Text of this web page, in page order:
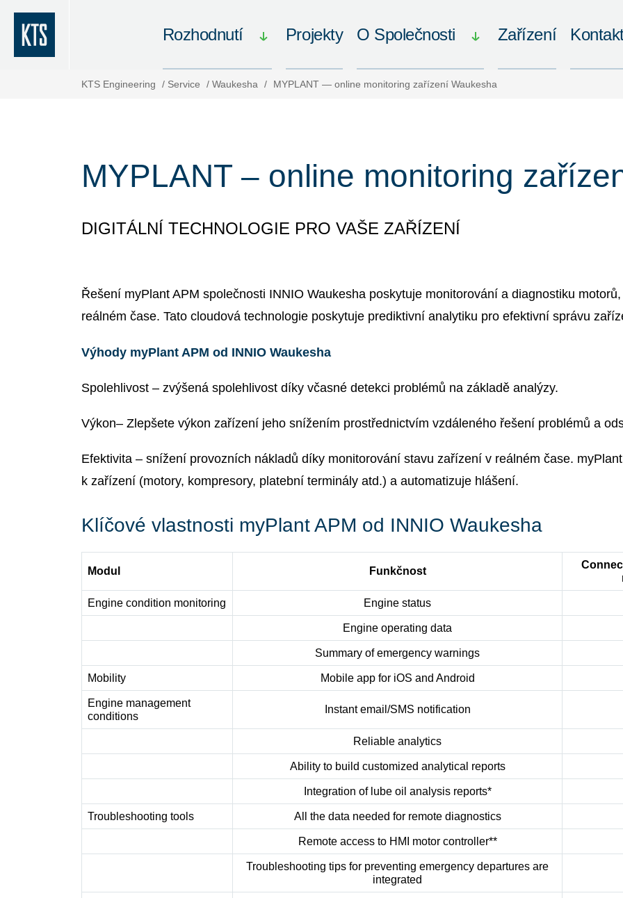
Rozhodnutí Projekty O Společnosti Zařízení
KTS Engineering / Service / Waukesha / MYPLANT — online monitoring zařízení Waukesha
MYPLANT – online monitoring
DIGITÁLNÍ TECHNOLOGIE PRO VAŠE ZAŘÍZENÍ
Řešení myPlant APM společnosti INNIO Waukesha poskytuje monitorování a diagnostiku
reálném čase. Tato cloudová technologie poskytuje prediktivní analytiku pro efektivní správu
Výhody myPlant APM od INNIO Waukesha
Spolehlivost – zvýšená spolehlivost díky včasné detekci problémů na základě analýzy.
Výkon– Zlepšete výkon zařízení jeho snížením prostřednictvím vzdáleného řešení problémů a
Efektivita – snížení provozních nákladů díky monitorování stavu zařízení v reálném čase.
k zařízení (motory, kompresory, platební terminály atd.) a automatizuje hlášení.
Klíčové vlastnosti myPlant APM od INNIO Waukesha
Modul Funkčnost
Engine condition monitoring Engine status
Engine operating data
Summary of emergency warnings
Mobility Mobile app for iOS and Android
Engine management
conditions
Instant email/SMS notification
Reliable analytics
Ability to build customized analytical reports
Integration of lube oil analysis reports*
Troubleshooting tools All the data needed for remote diagnostics
Remote access to HMI motor controller**
Troubleshooting tips for preventing emergency departures are
integrated